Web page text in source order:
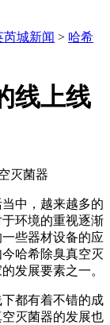
芮城新闻 > 哈希
线上线
灭菌器
中，越来越多的
环境的重视逐渐
些器材设备的应
哈希除臭真空灭
发展要素之一。
都有着不错的成
灭菌器的发展也